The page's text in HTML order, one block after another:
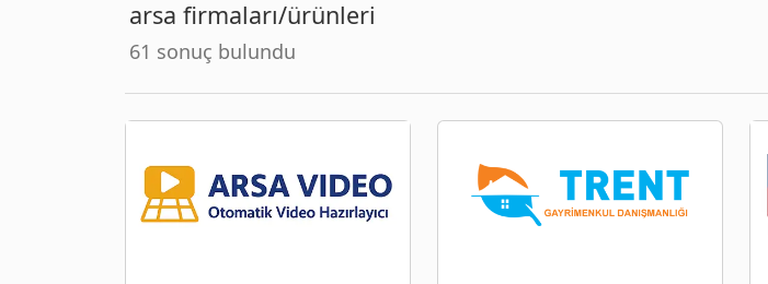
arsa firmaları/ürünleri
61 sonuç bulundu